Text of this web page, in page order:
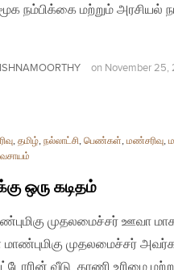
நம்பிக்கை மற்றும் அரசியல்
on November 25,
, தமிழ், நல்லாட்சி, பெண்கள், மண்சரிவு,
ஒரு கடிதம்
முதலமைச்சர் ஊவா
முதலமைச்சர்
வீடு, காணி உரிமை